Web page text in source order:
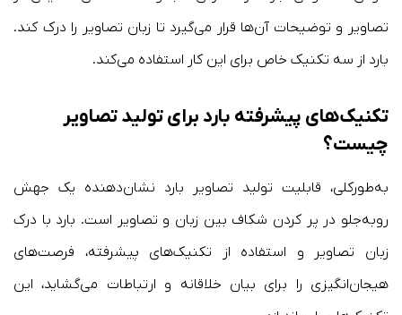
تصاویر و توضیحات آن‌ها قرار می‌گیرد تا زبان تصاویر را درک کند.
بارد از سه تکنیک خاص برای این کار استفاده می‌کند.
تکنیک‌های پیشرفته بارد برای تولید تصاویر
چیست؟
به‌طورکلی، قابلیت تولید تصاویر بارد نشان‌دهنده یک جهش
روبه‌جلو در پر کردن شکاف بین زبان و تصاویر است. بارد با درک
زبان تصاویر و استفاده از تکنیک‌های پیشرفته، فرصت‌های
هیجان‌انگیزی را برای بیان خلاقانه و ارتباطات می‌گشاید، این